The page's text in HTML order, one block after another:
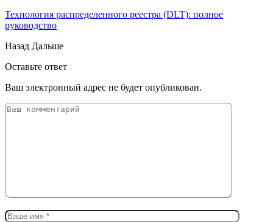
Технология распределенного реестра (DLT): полное
руководство
Назад Дальше
Оставьте ответ
Ваш электронный адрес не будет опубликован.